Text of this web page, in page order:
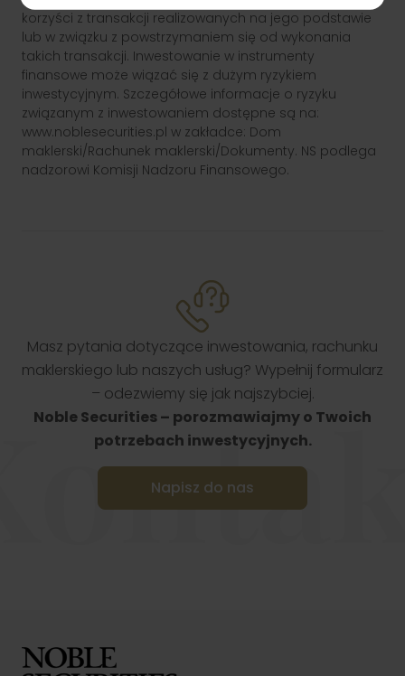
korzyści z transakcji realizowanych na jego podstawie
lub w związku z powstrzymaniem się od wykonania
takich transakcji. Inwestowanie w instrumenty
finansowe może wiązać się z dużym ryzykiem
inwestycyjnym. Szczegółowe informacje o ryzyku
związanym z inwestowaniem dostępne są na:
www.noblesecurities.pl w zakładce: Dom
maklerski/Rachunek maklerski/Dokumenty. NS podlega
nadzorowi Komisji Nadzoru Finansowego.
Masz pytania dotyczące inwestowania, rachunku
maklerskiego lub naszych usług? Wypełnij formularz
– odezwiemy się jak najszybciej.
Noble Securities – porozmawiajmy o Twoich
potrzebach inwestycyjnych.
Napisz do nas